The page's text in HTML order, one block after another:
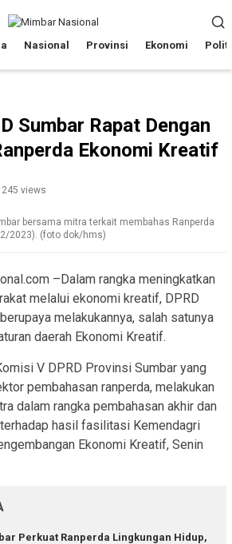
Nasional Provinsi Ekonomi
Sumbar Rapat Dengan
Ekonomi Kreatif
245 views
bersama mitra terkait membahas Ranperda
2023). (foto dok/hms)
–Dalam rangka meningkatkan
melalui ekonomi kreatif, DPRD
melakukannya, salah satunya
daerah Ekonomi Kreatif.
V DPRD Provinsi Sumbar yang
pembahasan ranperda, melakukan
dalam rangka pembahasan akhir dan
hasil fasilitasi Kemendagri
Ekonomi Kreatif, Senin
Perkuat Ranperda Lingkungan Hidup,